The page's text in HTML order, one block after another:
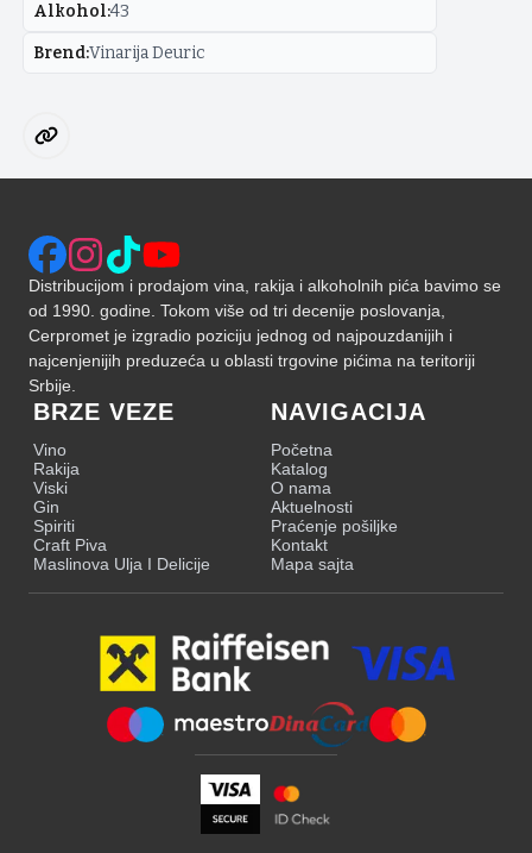
Alkohol:43
Brend:Vinarija Deuric
Distribucijom i prodajom vina, rakija i alkoholnih pića bavimo se
od 1990. godine. Tokom više od tri decenije poslovanja,
Cerpromet je izgradio poziciju jednog od najpouzdanijih i
najcenjenijih preduzeća u oblasti trgovine pićima na teritoriji
Srbije.
BRZE VEZE
Vino
Rakija
Viski
Gin
Spiriti
Craft Piva
Maslinova Ulja I Delicije
NAVIGACIJA
Početna
Katalog
O nama
Aktuelnosti
Praćenje pošiljke
Kontakt
Mapa sajta